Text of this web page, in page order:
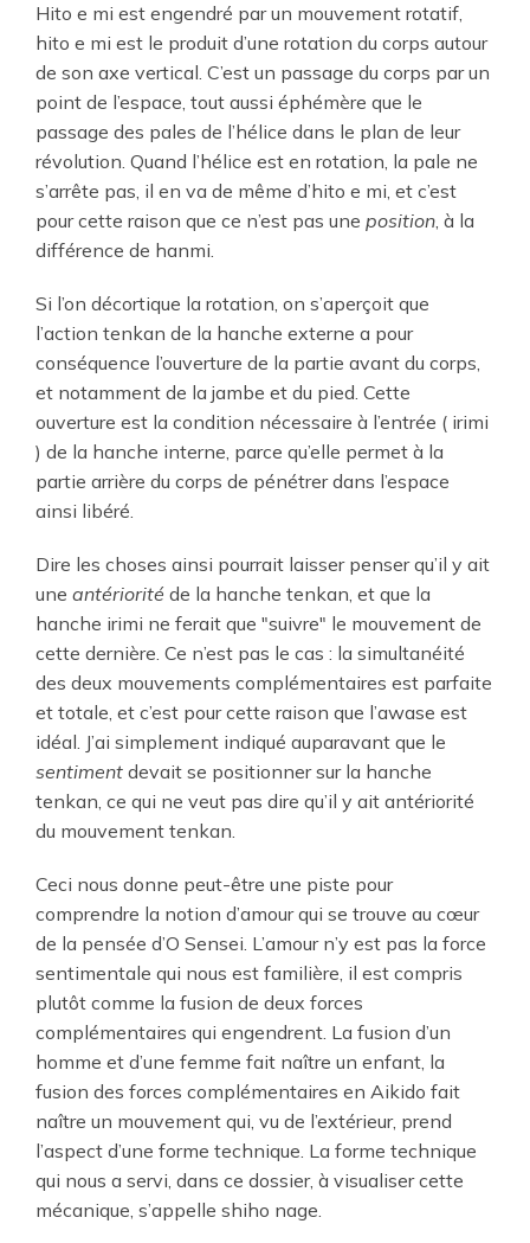
Hito e mi est engendré par un mouvement rotatif,
hito e mi est le produit d’une rotation du corps autour
de son axe vertical. C’est un passage du corps par un
point de l’espace, tout aussi éphémère que le
passage des pales de l’hélice dans le plan de leur
révolution. Quand l’hélice est en rotation, la pale ne
s’arrête pas, il en va de même d’hito e mi, et c’est
pour cette raison que ce n’est pas une position, à la
différence de hanmi.
Si l’on décortique la rotation, on s’aperçoit que
l’action tenkan de la hanche externe a pour
conséquence l’ouverture de la partie avant du corps,
et notamment de la jambe et du pied. Cette
ouverture est la condition nécessaire à l’entrée ( irimi
) de la hanche interne, parce qu’elle permet à la
partie arrière du corps de pénétrer dans l’espace
ainsi libéré.
Dire les choses ainsi pourrait laisser penser qu’il y ait
une antériorité de la hanche tenkan, et que la
hanche irimi ne ferait que "suivre" le mouvement de
cette dernière. Ce n’est pas le cas : la simultanéité
des deux mouvements complémentaires est parfaite
et totale, et c’est pour cette raison que l’awase est
idéal. J’ai simplement indiqué auparavant que le
sentiment devait se positionner sur la hanche
tenkan, ce qui ne veut pas dire qu’il y ait antériorité
du mouvement tenkan.
Ceci nous donne peut-être une piste pour
comprendre la notion d’amour qui se trouve au cœur
de la pensée d’O Sensei. L’amour n’y est pas la force
sentimentale qui nous est familière, il est compris
plutôt comme la fusion de deux forces
complémentaires qui engendrent. La fusion d’un
homme et d’une femme fait naître un enfant, la
fusion des forces complémentaires en Aikido fait
naître un mouvement qui, vu de l’extérieur, prend
l’aspect d’une forme technique. La forme technique
qui nous a servi, dans ce dossier, à visualiser cette
mécanique, s’appelle shiho nage.